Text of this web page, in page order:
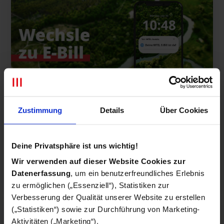
Zustimmung Details Über Cookies
Deine Privatsphäre ist uns wichtig!
Wir verwenden auf dieser Website Cookies zur
Datenerfassung, um ein benutzerfreundliches Erlebnis
zu ermöglichen („Essenziell“), Statistiken zur
Verbesserung der Qualität unserer Website zu erstellen
(„Statistiken“) sowie zur Durchführung von Marketing-
Aktivitäten („Marketing“).
DIGITAL ALS E-BILL!
Weiterlesen > 20.07.2026